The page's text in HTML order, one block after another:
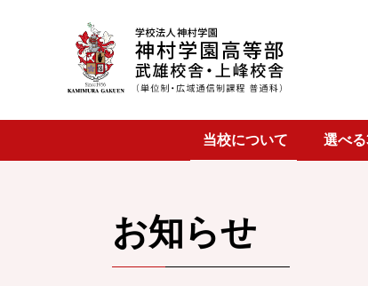
当校について
上峰校舎 選べ
お知らせ